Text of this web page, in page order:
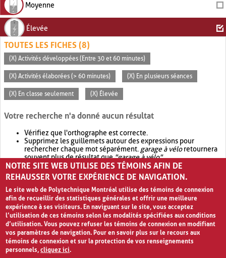
Moyenne
Élevée
TOUTES LES FICHES (8)
(X) Activités développées (Entre 30 et 60 minutes)
(X) Activités élaborées (> 60 minutes) (X) En plusieurs séances
(X) En classe seulement (X) Élevée
Votre recherche n'a donné aucun résultat
Vérifiez que l'orthographe est correcte.
Supprimez les guillemets autour des expressions pour
rechercher chaque mot séparément. garage à véloretournera
souvent plus de résultat que"garage à vélo".
Envisagez d'élargir votre recherche avec OR.garage OR vélo
retournera souvent plus de résultat quegarage à vélo
NOTRE SITE WEB UTILISE DES TÉMOINS AFIN DE
REHAUSSER VOTRE EXPÉRIENCE DE NAVIGATION.
Le site web de Polytechnique Montréal utilise des témoins de connexion
afin de recueillir des statistiques générales et offrir une meilleure
expérience à ses visiteurs. En naviguant sur le site, vous acceptez
l’utilisation de ces témoins selon les modalités spécifiées aux conditions
d’utilisation. Vous pouvez refuser les témoins de connexion en modifiant
vos paramètres de navigation. Pour en savoir plus sur le recours aux
témoins de connexion et sur la protection de vos renseignements
personnels,cliquez ici.